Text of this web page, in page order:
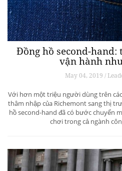
Đồng hồ second-
vận hành
May 04, 2019 /
Với hơn một triệu người dùng trên
thâm nhập của Richemont sang thị
hồ second-hand đã có bước chuyển
chơi trong cả ngành